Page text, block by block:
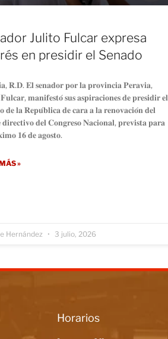
Julito Fulcar expresa
en presidir el Senado
𝐑.𝐃. 𝐄𝐥 𝐬𝐞𝐧𝐚𝐝𝐨𝐫 𝐩𝐨𝐫 𝐥𝐚 𝐩𝐫𝐨𝐯𝐢𝐧𝐜𝐢𝐚 𝐏𝐞𝐫𝐚𝐯𝐢𝐚,
𝐦𝐚𝐧𝐢𝐟𝐞𝐬𝐭𝐨́ 𝐬𝐮𝐬 𝐚𝐬𝐩𝐢𝐫𝐚𝐜𝐢𝐨𝐧𝐞𝐬 𝐝𝐞 𝐩𝐫𝐞𝐬𝐢𝐝𝐢𝐫 𝐞𝐥
𝐝𝐞 𝐥𝐚 𝐑𝐞𝐩𝐮́𝐛𝐥𝐢𝐜𝐚 𝐝𝐞 𝐜𝐚𝐫𝐚 𝐚 𝐥𝐚 𝐫𝐞𝐧𝐨𝐯𝐚𝐜𝐢𝐨́𝐧 𝐝𝐞𝐥
𝐝𝐢𝐫𝐞𝐜𝐭𝐢𝐯𝐨 𝐝𝐞𝐥 𝐂𝐨𝐧𝐠𝐫𝐞𝐬𝐨 𝐍𝐚𝐜𝐢𝐨𝐧𝐚𝐥, 𝐩𝐫𝐞𝐯𝐢𝐬𝐭𝐚 𝐩𝐚𝐫𝐚
𝟏𝟔 𝐝𝐞 𝐚𝐠𝐨𝐬𝐭𝐨.
»
Hernández 3 julio, 2026
Horarios